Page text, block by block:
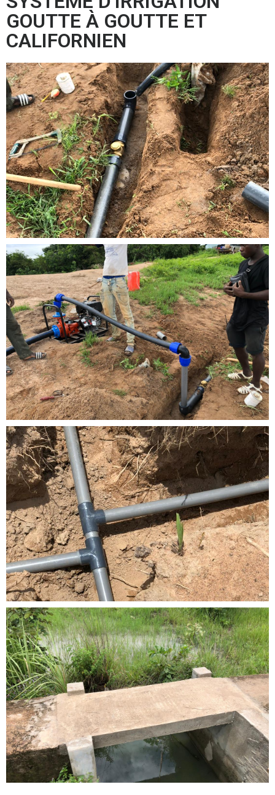
GOUTTE À GOUTTE ET
CALIFORNIEN